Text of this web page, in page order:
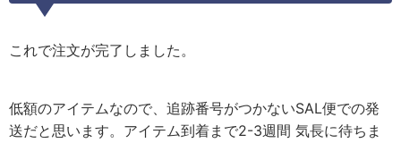
これで注文が完了しました。
低額のアイテムなので、追跡番号がつかないSAL便での発
送だと思います。アイテム到着まで2-3週間 気長に待ちま